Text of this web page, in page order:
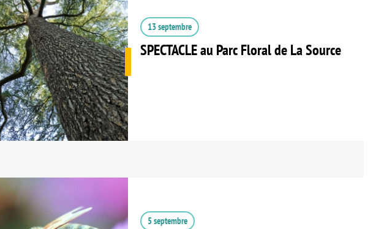
13 septembre
SPECTACLE au Parc Floral de La Source
5 septembre